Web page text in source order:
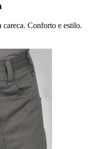
Conforto e estilo.